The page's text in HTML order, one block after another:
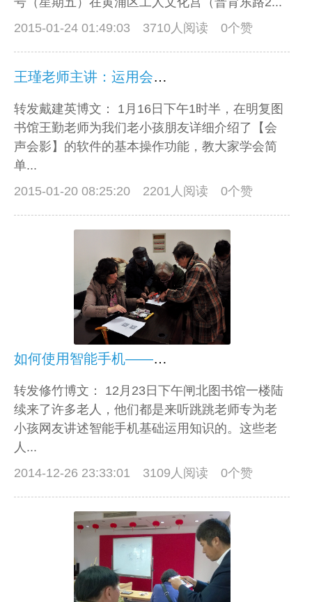
2015-01-24 01:49:03
3710人阅读 0个赞
王瑾老师主讲：运用会声会影制作动感相册
转发戴建英博文： 1月16日下午1时半，在明复图
书馆王勤老师为我们老小孩朋友详细介绍了【会
声会影】的软件的基本操作功能，教大家学会简
单...
2015-01-20 08:25:20
2201人阅读 0个赞
如何使用智能手机——听跳跳老师讲课
转发修竹博文： 12月23日下午闸北图书馆一楼陆
续来了许多老人，他们都是来听跳跳老师专为老
小孩网友讲述智能手机基础运用知识的。这些老
人...
2014-12-26 23:33:01
3109人阅读 0个赞